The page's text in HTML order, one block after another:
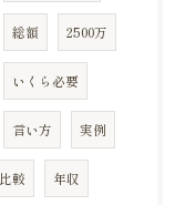
総額 2500万
いくら必要
言い方 実例
比較 年収